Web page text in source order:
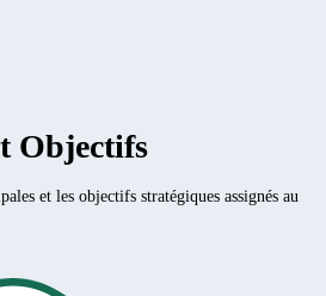
Objectifs
et les objectifs stratégiques assignés au